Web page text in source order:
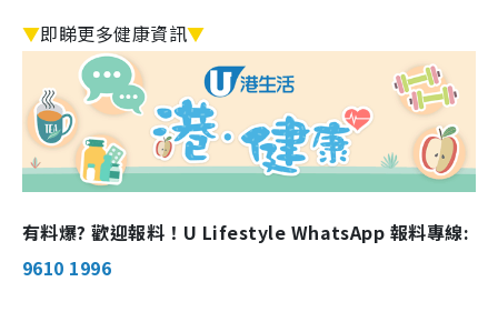
▼即睇更多健康資訊▼
有料爆? 歡迎報料！U Lifestyle WhatsApp 報料專線:
9610 1996